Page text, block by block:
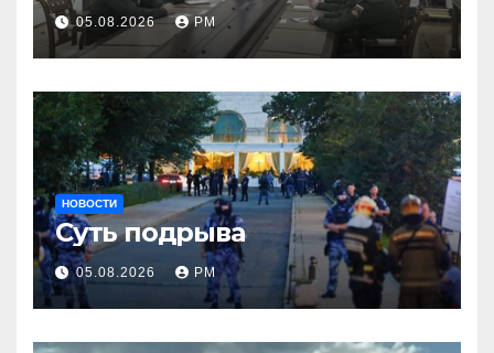
05.08.2026 РМ
НОВОСТИ
Суть подрыва
05.08.2026 РМ